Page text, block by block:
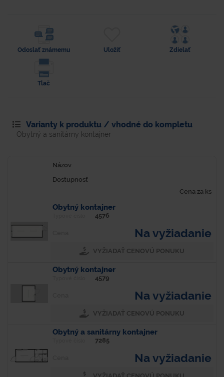
Odoslať známemu Uložiť Zdielať
Tlač
Varianty k produktu / vhodné do kompletu
Obytný a sanitárny kontajner
Názov
Dostupnosť
Cena za ks
Obytný kontajner
4576
Na vyžiadanie
VYŽIADAŤ CENOVÚ PONUKU
Obytný kontajner
4579
Na vyžiadanie
VYŽIADAŤ CENOVÚ PONUKU
Obytný a sanitárny kontajner
7285
Na vyžiadanie